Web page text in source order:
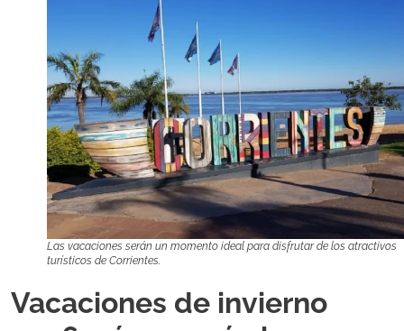
Las vacaciones serán un momento ideal para disfrutar de los atractivos
turísticos de Corrientes.
Vacaciones de invierno